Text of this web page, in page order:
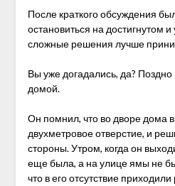
После краткого обсуждения
остановиться на достигнутом
сложные решения лучше
Вы уже догадались, да?
домой.
Он помнил, что во дворе дома
двухметровое отверстие, и
стороны. Утром, когда он
еще была, а на улице ямы не
что в его отсутствие